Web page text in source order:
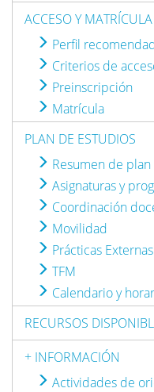
ACCESO Y MATRÍCULA
Perfil
Criterios de
Preinscripción
Matrícula
PLAN DE ESTUDIOS
Resumen de
Asignaturas y
Coordinación
Movilidad
Prácticas Externas
TFM
Calendario y
RECURSOS
+ INFORMACIÓN
Actividades de